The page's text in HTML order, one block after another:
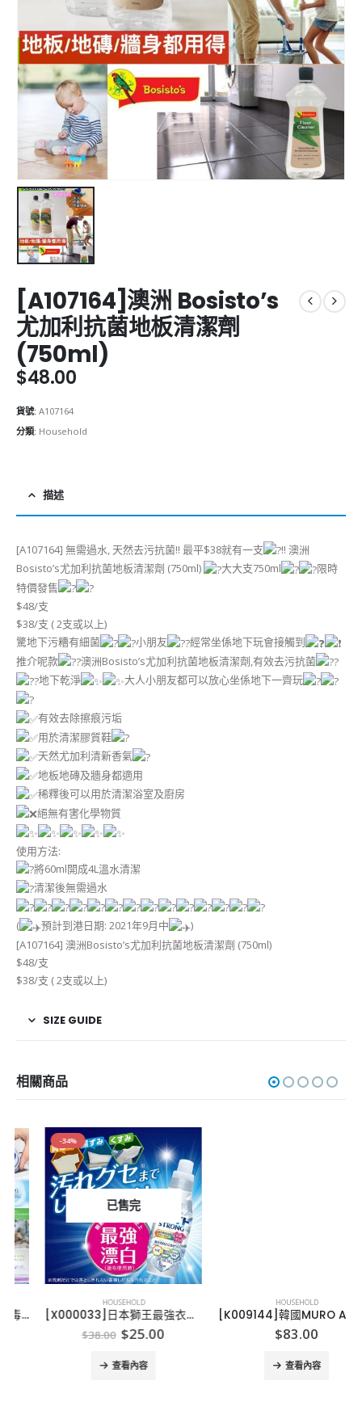
[A107164]澳洲 Bosisto’s
尤加利抗菌地板清潔劑
(750ml)
$48.00
貨號: A107164
分類: Household
描述
[A107164] 無需過水, 天然去污抗菌!! 最平$38就有一支
!! 澳洲
Bosisto’s尤加利抗菌地板清潔劑 (750ml)
大大支750ml
限時
特價發售
$48/支
$38/支 ( 2支或以上)
驚地下污糟有細菌
小朋友
經常坐係地下玩會接觸到
推介呢款
澳洲Bosisto’s尤加利抗菌地板清潔劑,有效去污抗菌
地下乾淨
大人小朋友都可以放心坐係地下一齊玩
有效去除擦痕污垢
用於清潔膠質鞋
天然尤加利清新香氣
地板地磚及牆身都適用
稀釋後可以用於清潔浴室及廚房
絕無有害化學物質
使用方法:
將60ml開成4L溫水清潔
清潔後無需過水
( 預計到港日期: 2021年9月中
)
[A107164] 澳洲Bosisto’s尤加利抗菌地板清潔劑 (750ml)
$48/支
$38/支 ( 2支或以上)
SIZE GUIDE
相關商品
已售完
HOUSEHOLD
[X000033]日本獅王最強衣類用漂白剤 本体 510ml
38.00 Original
was:
$38.00.
$25.00Current
is:
$25.00.
查看內容
HOUSEHOLD
[K009144]韓國MURO ALMIGHTY TOWEL 無限萬能毛巾 (1套6枚)
83.00
查看內容